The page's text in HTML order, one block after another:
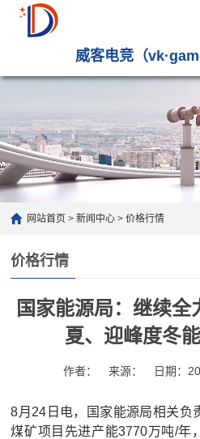
威客电竞（
网站首页 >新闻中心 >价格行情
价格行情
国家能源局：继续
夏、迎峰度冬
作者： 来源： 日期：
8月24日电，国家能源局相关负
煤矿项目先进产能3770万吨/年